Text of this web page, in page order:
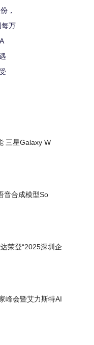
，
每万
三星Galaxy W
音合成模型So
荣登“2025深圳企
峰会暨艾力斯特AI